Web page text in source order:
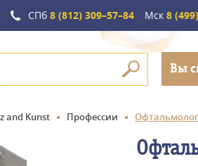
СПб 8 (812) 309–57–84 Мск 8
Вы
and Kunst Профессии Офтальмолог